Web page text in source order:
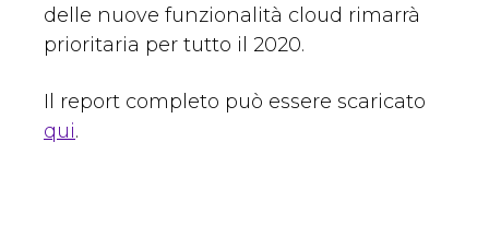
delle nuove funzionalità cloud rimarrà
prioritaria per tutto il 2020.
Il report completo può essere scaricato
qui.